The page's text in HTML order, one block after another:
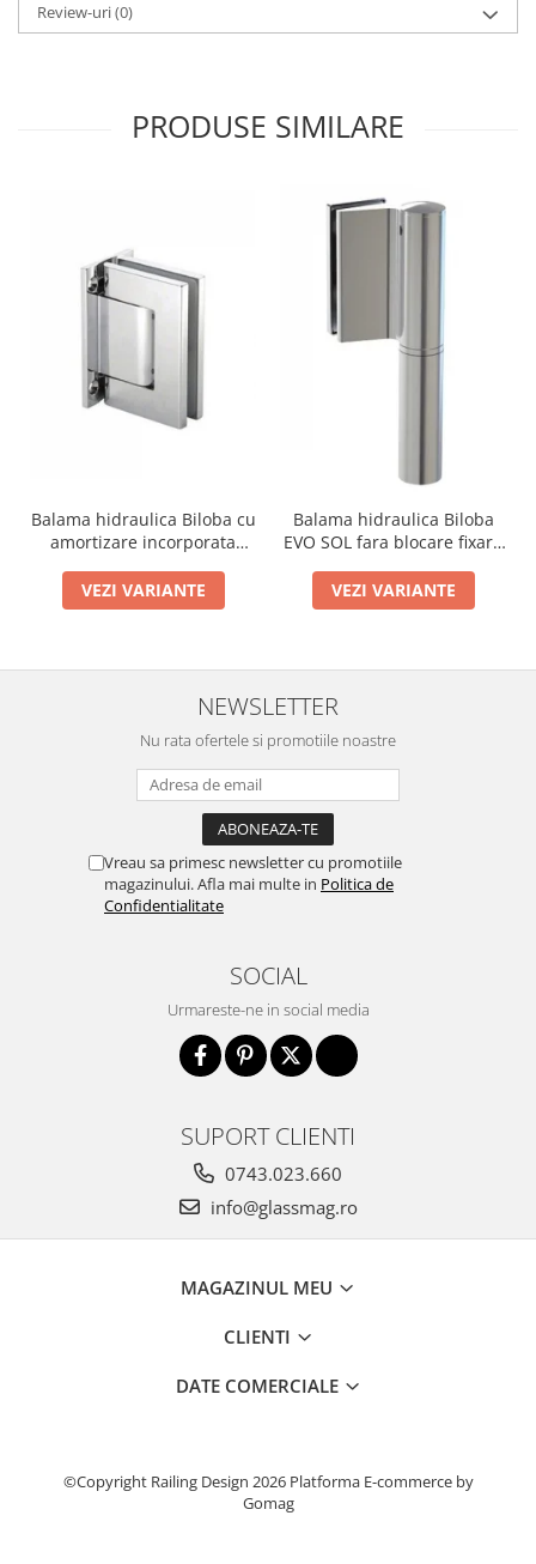
Review-uri(0)
PRODUSE SIMILARE
Balama hidraulica Biloba cu
amortizare incorporata
VEZI VARIANTE
Balama hidraulica Biloba
EVO SOL fara blocare fixare
VEZI VARIANTE
NEWSLETTER
Nu rata ofertele si promotiile noastre
Vreau sa primesc newsletter cu promotiile
magazinului. Afla mai multe in Politica de
Confidentialitate
SOCIAL
Urmareste-ne in social media
SUPORT CLIENTI
0743.023.660
info@glassmag.ro
MAGAZINUL MEU
CLIENTI
DATE COMERCIALE
©Copyright Railing Design 2026 Platforma E-commerce by
Gomag